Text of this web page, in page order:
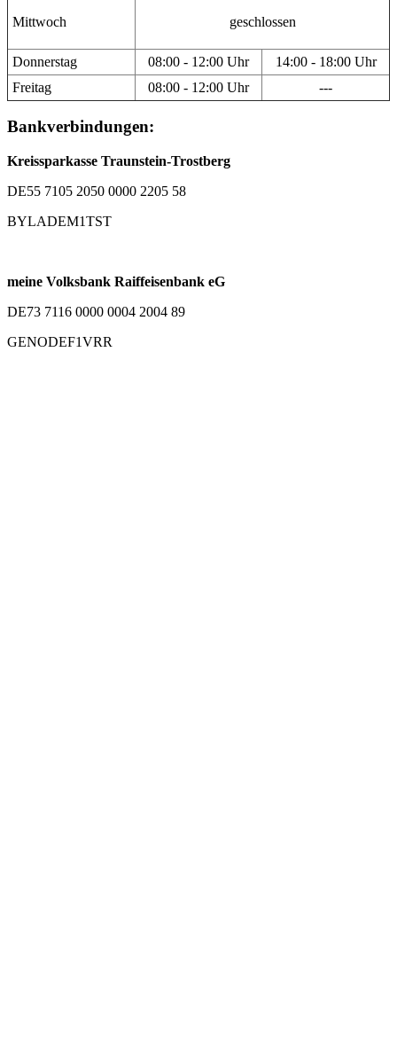
Mittwoch geschlossen
Donnerstag 08:00 - 12:00 Uhr
14:00 - 18:00 Uhr
Freitag
08:00 - 12:00 Uhr ---
Bankverbindungen:
Kreissparkasse Traunstein-Trostberg
DE55 7105 2050 0000 2205 58
BYLADEM1TST
meine Volksbank Raiffeisenbank eG
DE73 7116 0000 0004 2004 89
GENODEF1VRR